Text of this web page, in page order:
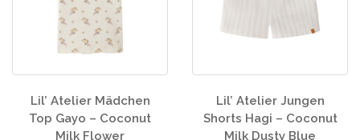
Lil’ Atelier Mädchen
Top Gayo – Coconut
Milk Flower
Lil’ Atelier Jungen
Shorts Hagi – Coconut
Milk Dusty Blue